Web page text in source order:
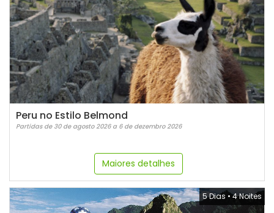
Peru no Estilo Belmond
Partidas de 30 de agosto 2026 a 6 de dezembro 2026
Maiores detalhes
5 Dias •4 Noites